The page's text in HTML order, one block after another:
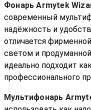
Фонарь Armytek
современный
надёжность и
отличается
светом и
идеально подходит
профессионального
Мультифонарь